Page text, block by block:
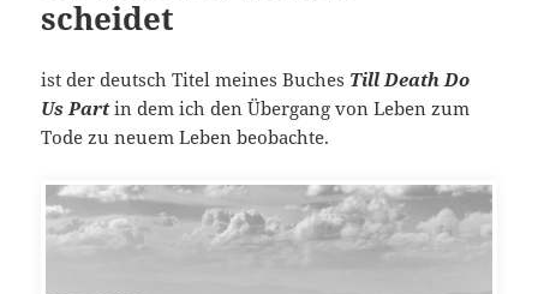
scheidet
ist der deutsch Titel meines Buches Till Death Do
Us Partin dem ich den Übergang von Leben zum
Tode zu neuem Leben beobachte.